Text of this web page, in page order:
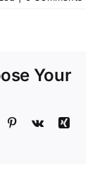
Your
Pinterest
Vk
Xing